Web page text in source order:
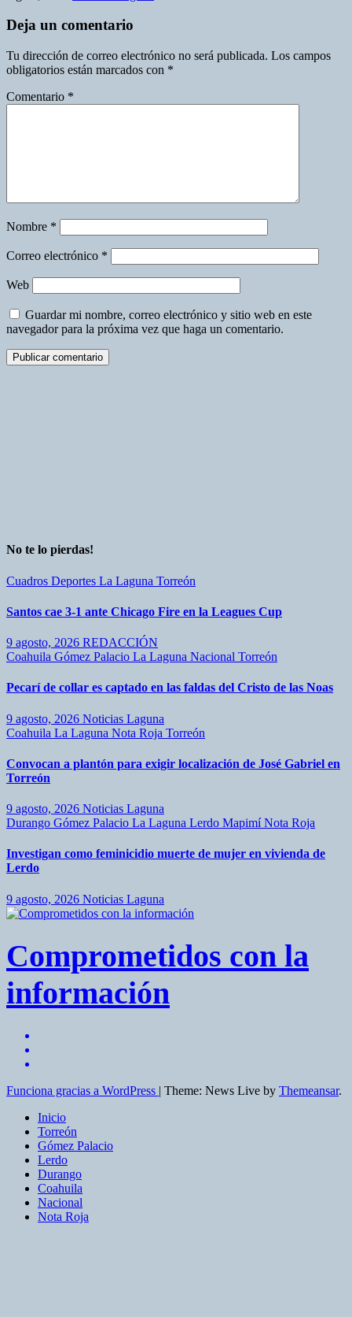
Deja un comentario
Tu dirección de correo electrónico no será publicada. Los campos
obligatorios están marcados con *
Comentario *
Nombre *
Correo electrónico *
Web
Guardar mi nombre, correo electrónico y sitio web en este
navegador para la próxima vez que haga un comentario.
No te lo pierdas!
Cuadros Deportes La Laguna Torreón
Santos cae 3-1 ante Chicago Fire en la Leagues Cup
9 agosto, 2026 REDACCIÓN
Coahuila Gómez Palacio La Laguna Nacional Torreón
Pecarí de collar es captado en las faldas del Cristo de las Noas
9 agosto, 2026 Noticias Laguna
Coahuila La Laguna Nota Roja Torreón
Convocan a plantón para exigir localización de José Gabriel en
Torreón
9 agosto, 2026 Noticias Laguna
Durango Gómez Palacio La Laguna Lerdo MapimíNota Roja
Investigan como feminicidio muerte de mujer en vivienda de
Lerdo
9 agosto, 2026 Noticias Laguna
Comprometidos con la
información
Funciona gracias a WordPress | Theme: News Live by Themeansar.
Inicio
Torreón
Gómez Palacio
Lerdo
Durango
Coahuila
Nacional
Nota Roja